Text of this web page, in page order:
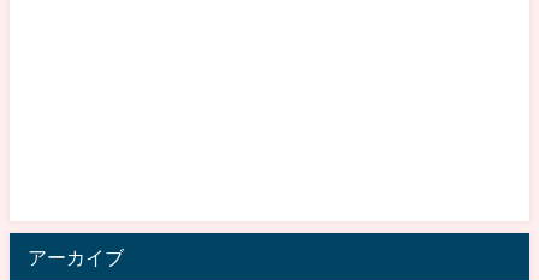
アーカイブ